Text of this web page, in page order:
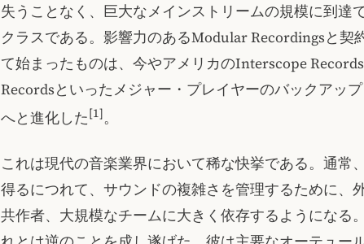
失うことなく、巨大なメインストリームの規模に到達
クラスである。影響力のあるModular Recordingsと契
て始まったものは、今やアメリカのInterscope
Recordsといったメジャー・プレイヤーのバックアッ
へと進化した[1]。
これは現代の音楽業界において稀な快挙である。通常
得るにつれて、サウンドの複雑さを管理するために、
共作者、大規模なチームに大きく依存するようになる